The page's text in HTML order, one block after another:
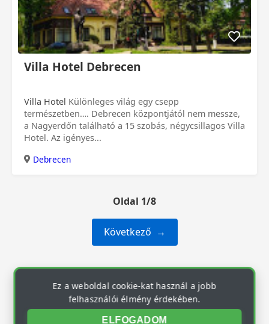
Villa Hotel Debrecen
Villa Hotel
természetben…. Debrecen központjától nem messze,
a Nagyerdőn található a 15 szobás, négycsillagos Villa
Hotel. Az igényes...
Debrecen
Oldal 1/8
Következő
Ez a weboldal cookie-kat használ a jobb
felhasználói élmény érdekében.
ELFOGADOM